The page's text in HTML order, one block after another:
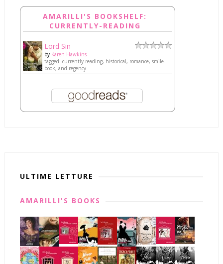
AMARILLI'S BOOKSHELF:
CURRENTLY-READING
Lord Sin
by Karen Hawkins
tagged: currently-reading, historical, romance, smile-
book, and regency
ULTIME LETTURE
AMARILLI'S BOOKS